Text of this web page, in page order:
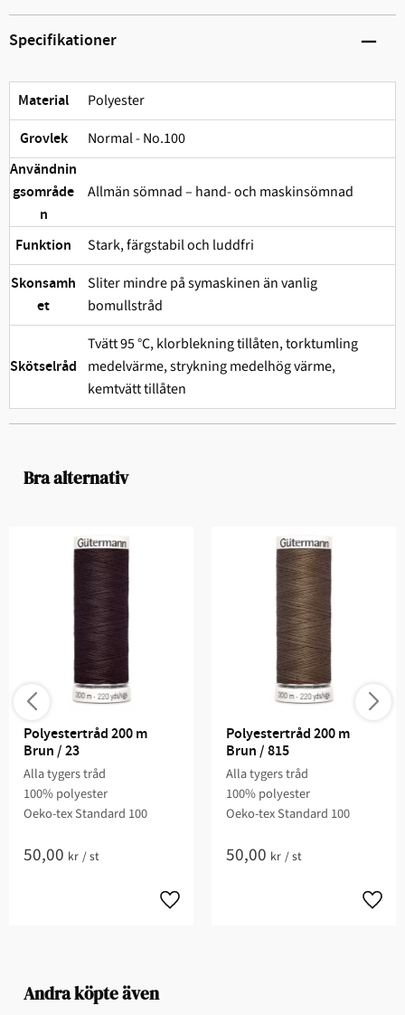
Specifikationer
Material Polyester
Grovlek Normal - No.100
Användnin
gsområde
n
Allmän sömnad – hand- och maskinsömnad
Funktion Stark, färgstabil och ludd­fri
Skonsamh
et
Sliter mindre på symaskinen än vanlig
bomullstråd
Skötselråd
Tvätt 95 °C, klorblekning tillåten, torktumling
medelvärme, strykning medelhög värme,
kemtvätt tillåten
Bra alternativ
Polyestertråd 200 m
Brun / 23
Alla tygers tråd
100% polyester
Oeko-tex Standard 100
50,00 kr /st
Polyestertråd 200 m
Brun / 815
Alla tygers tråd
100% polyester
Oeko-tex Standard 100
50,00 kr /st
Andra köpte även